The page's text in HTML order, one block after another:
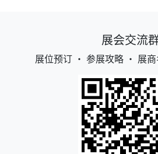
展会交流
展位预订 • 参展攻略 • 展